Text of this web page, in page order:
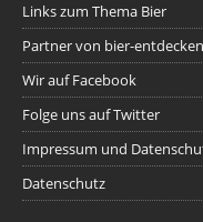
Links zum Thema Bier
Partner von bier-
Wir auf Facebook
Folge uns auf Twitter
Impressum und
Datenschutz